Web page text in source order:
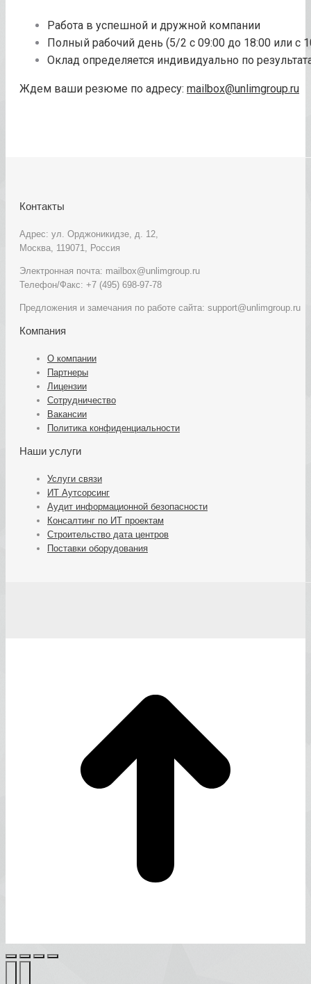
Работа в успешной и дружной компании
Полный рабочий день (5/2 с 09:00 до 18:00 или с
Оклад определяется индивидуально по
Ждем ваши резюме по адресу: mailbox@unlimgroup.ru
Контакты
Адрес: ул. Орджоникидзе, д. 12,
Москва, 119071, Россия
Электронная почта: mailbox@unlimgroup.ru
Телефон/Факс: +7 (495) 698-97-78
Предложения и замечания по работе сайта: support@unlimgroup.ru
Компания
О компании
Партнеры
Лицензии
Сотрудничество
Вакансии
Политика конфиденциальности
Наши услуги
Услуги связи
ИТ Аутсорсинг
Аудит информационной безопасности
Консалтинг по ИТ проектам
Строительство дата центров
Поставки оборудования